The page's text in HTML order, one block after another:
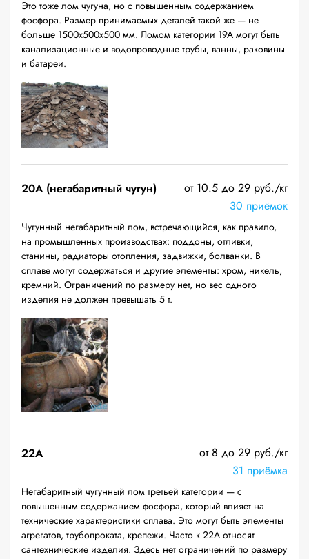
Это тоже лом чугуна, но с повышенным содержанием
фосфора. Размер принимаемых деталей такой же — не
больше 1500х500х500 мм. Ломом категории 19А могут быть
канализационные и водопроводные трубы, ванны, раковины
и батареи.
20A (негабаритный чугун)
от 10.5 до 29 руб./кг
30 приёмок
Чугунный негабаритный лом, встречающийся, как правило,
на промышленных производствах: поддоны, отливки,
станины, радиаторы отопления, задвижки, болванки. В
сплаве могут содержаться и другие элементы: хром, никель,
кремний. Ограничений по размеру нет, но вес одного
изделия не должен превышать 5 т.
22A
от 8 до 29 руб./кг
31 приёмка
Негабаритный чугунный лом третьей категории — с
повышенным содержанием фосфора, который влияет на
технические характеристики сплава. Это могут быть элементы
агрегатов, трубопроката, крепежи. Часто к 22А относят
сантехнические изделия. Здесь нет ограничений по размеру